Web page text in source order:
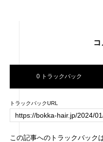
コ
0 トラックバック
トラックバックURL
この記事へのトラックバック